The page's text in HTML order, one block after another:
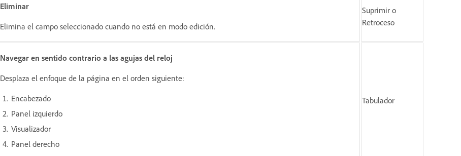
Eliminar
Elimina el campo seleccionado cuando no está en modo edición.
Suprimir o
Retroceso
Navegar en sentido contrario a las agujas del reloj
Desplaza el enfoque de la página en el orden siguiente:
Encabezado
Panel izquierdo
Visualizador
Panel derecho
Tabulador